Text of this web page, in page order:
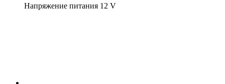
Напряжение питания 12 V